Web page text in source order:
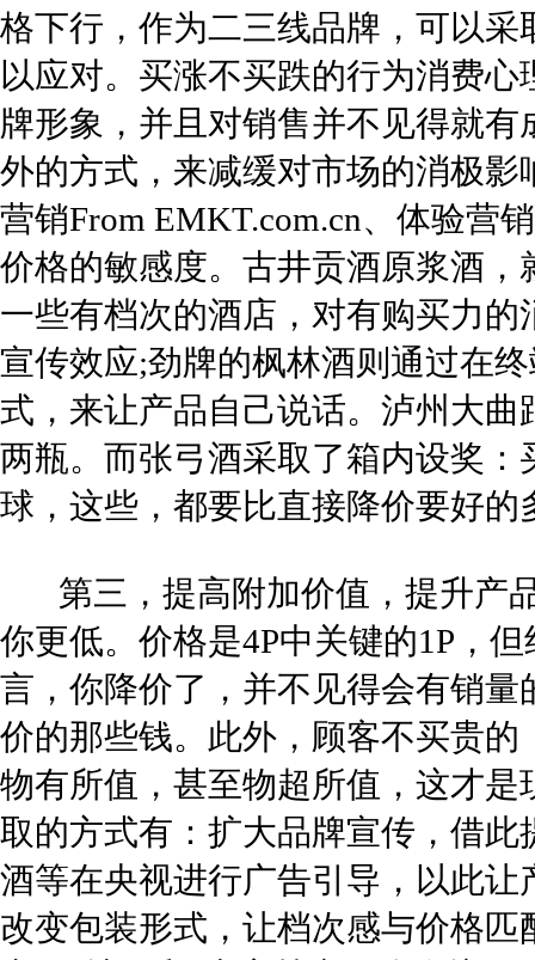
格下行，作为二三线品牌，可以
以应对。买涨不买跌的行为消费
牌形象，并且对销售并不见得就
外的方式，来减缓对市场的消极
营销From EMKT.com.cn、体验营
价格的敏感度。古井贡酒原浆酒
一些有档次的酒店，对有购买力
宣传效应;劲牌的枫林酒则通过在
式，来让产品自己说话。泸州大
两瓶。而张弓酒采取了箱内设奖
球，这些，都要比直接降价要好
第三，提高附加价值，提升产
你更低。价格是4P中关键的1P，
言，你降价了，并不见得会有销
价的那些钱。此外，顾客不买贵
物有所值，甚至物超所值，这才
取的方式有：扩大品牌宣传，借
酒等在央视进行广告引导，以此
改变包装形式，让档次感与价格